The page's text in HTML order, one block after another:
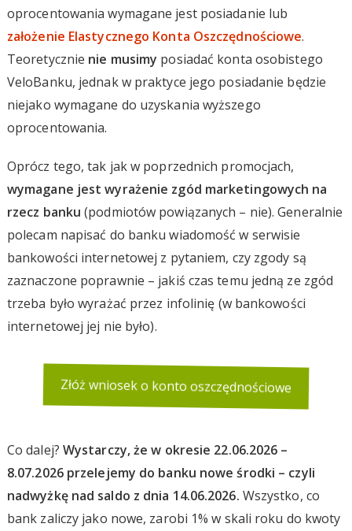
oprocentowania wymagane jest posiadanie lub
założenie Elastycznego Konta Oszczędnościowe.
Teoretycznie nie musimy posiadać konta osobistego
VeloBanku, jednak w praktyce jego posiadanie będzie
niejako wymagane do uzyskania wyższego
oprocentowania.
Oprócz tego, tak jak w poprzednich promocjach,
wymagane jest wyrażenie zgód marketingowych na
rzecz banku (podmiotów powiązanych – nie). Generalnie
polecam napisać do banku wiadomość w serwisie
bankowości internetowej z pytaniem, czy zgody są
zaznaczone poprawnie – jakiś czas temu jedną ze zgód
trzeba było wyrażać przez infolinię (w bankowości
internetowej jej nie było).
Złóż wniosek o konto oszczędnościowe
Co dalej? Wystarczy, że w okresie 22.06.2026 –
8.07.2026 przelejemy do banku nowe środki – czyli
nadwyżkę nad saldo z dnia 14.06.2026. Wszystko, co
bank zaliczy jako nowe, zarobi 1% w skali roku do kwoty